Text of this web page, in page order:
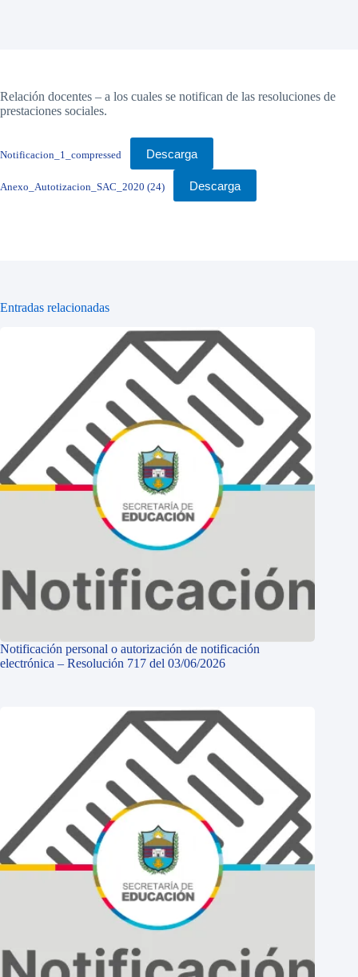
Relación docentes – a los cuales se notifican de las resoluciones de
prestaciones sociales.
Notificacion_1_compressed Descarga
Anexo_Autotizacion_SAC_2020 (24) Descarga
Entradas relacionadas
Notificación personal o autorización de notificación
electrónica – Resolución 717 del 03/06/2026